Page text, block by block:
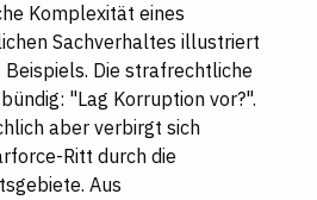
Komplexität eines
Sachverhaltes illustriert
Beispiels. Die strafrechtliche
"Lag Korruption vor?".
aber verbirgt sich
Ritt durch die
Aus